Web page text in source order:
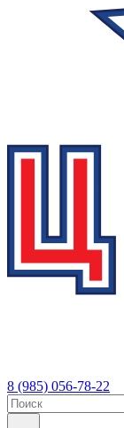
8 (985) 056-78-22